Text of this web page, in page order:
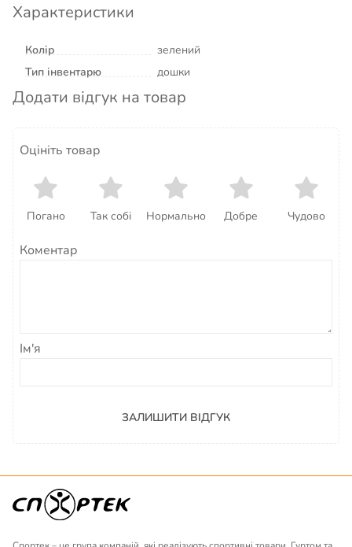
Характеристики
Колір
зелений
Тип інвентарю
дошки
Додати відгук на товар
Оцініть товар
Погано Так собі Нормально Добре Чудово
Коментар
Ім'я
ЗАЛИШИТИ ВІДГУК